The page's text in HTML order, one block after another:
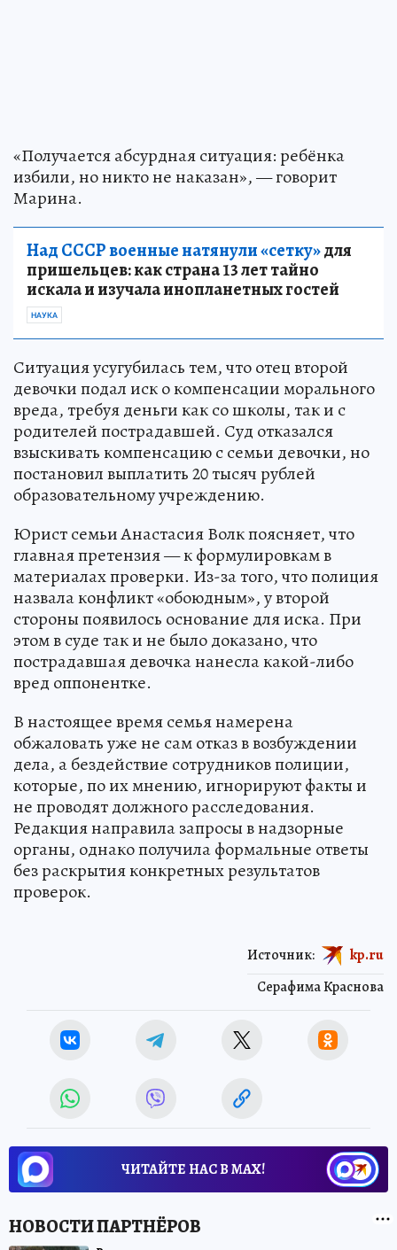
«Получается абсурдная ситуация: ребёнка
избили, но никто не наказан», — говорит
Марина.
Над СССР военные натянули «сетку»для
пришельцев: как страна 13 лет тайно
искала и изучала инопланетных гостей
НАУКА
Ситуация усугубилась тем, что отец второй
девочки подал иск о компенсации морального
вреда, требуя деньги как со школы, так и с
родителей пострадавшей. Суд отказался
взыскивать компенсацию с семьи девочки, но
постановил выплатить 20 тысяч рублей
образовательному учреждению.
Юрист семьи Анастасия Волк поясняет, что
главная претензия — к формулировкам в
материалах проверки. Из-за того, что полиция
назвала конфликт «обоюдным», у второй
стороны появилось основание для иска. При
этом в суде так и не было доказано, что
пострадавшая девочка нанесла какой-либо
вред оппонентке.
В настоящее время семья намерена
обжаловать уже не сам отказ в возбуждении
дела, а бездействие сотрудников полиции,
которые, по их мнению, игнорируют факты и
не проводят должного расследования.
Редакция направила запросы в надзорные
органы, однако получила формальные ответы
без раскрытия конкретных результатов
проверок.
Серафима Краснова
Источник: kp.ru
ЧИТАЙТЕ НАС В МАХ!